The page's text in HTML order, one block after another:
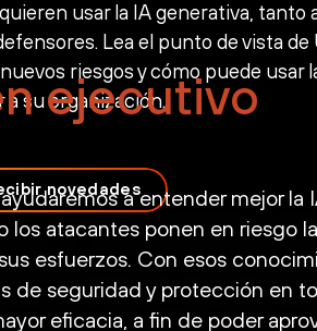
usar la IA generativa, tanto
Lea el punto de vista de
riesgos y cómo puede usar
su organización.
novedades
ejecutivo
a entender mejor la
los atacantes ponen en riesgo
esfuerzos. Con esos
de seguridad y protección en
eficacia, a fin de poder